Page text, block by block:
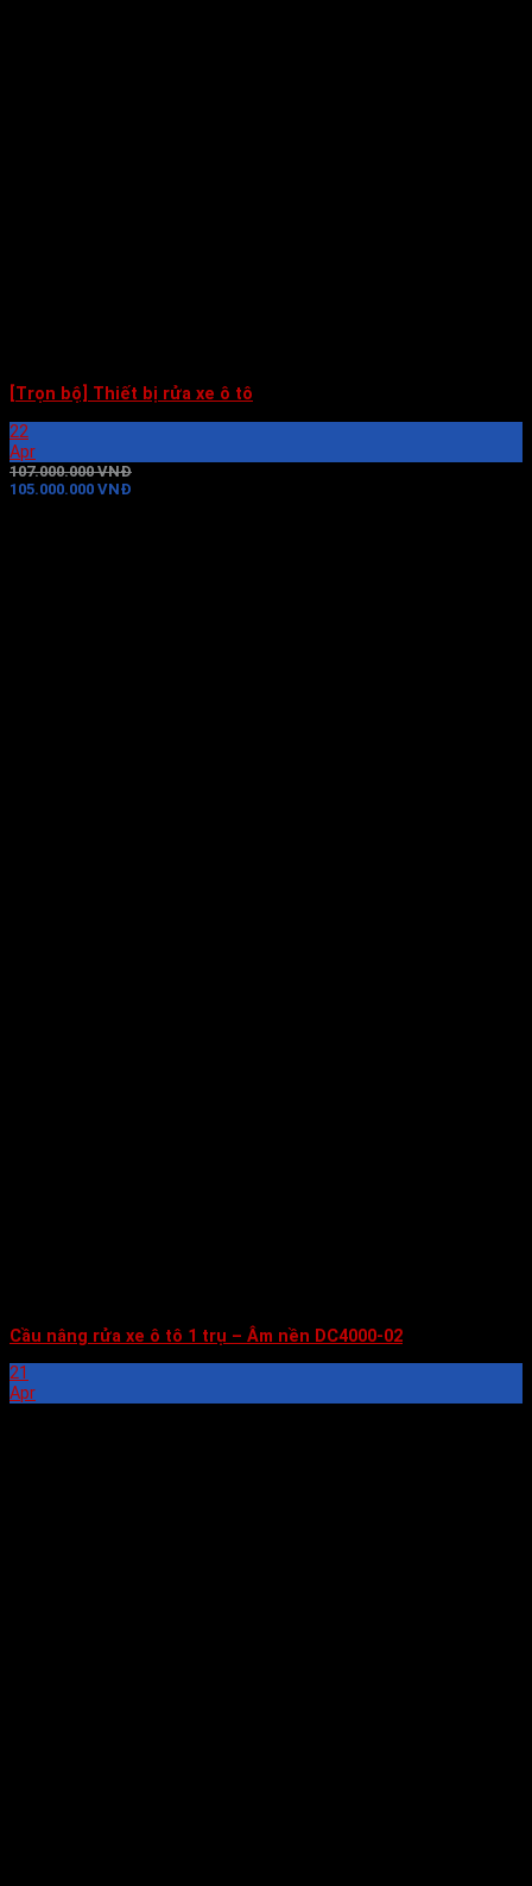
[Trọn bộ] Thiết bị rửa xe ô tô
22
Apr
107.000.000 VNĐ
105.000.000 VNĐ
Cầu nâng rửa xe ô tô 1 trụ – Âm nền DC4000-02
21
Apr